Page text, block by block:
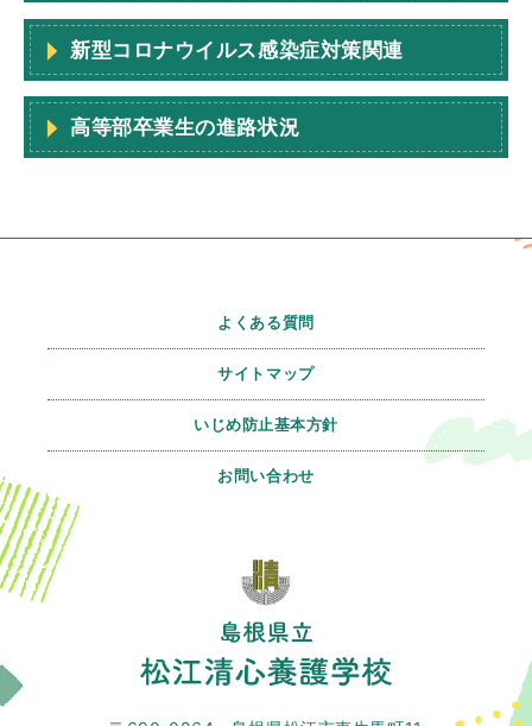
新型コロナウイルス感染症対策関連
高等部卒業生の進路状況
よくある質問
サイトマップ
いじめ防止基本方針
お問い合わせ